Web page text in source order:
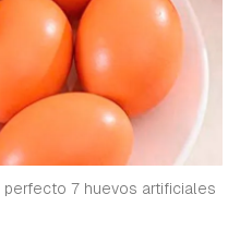
7 huevos artificiales